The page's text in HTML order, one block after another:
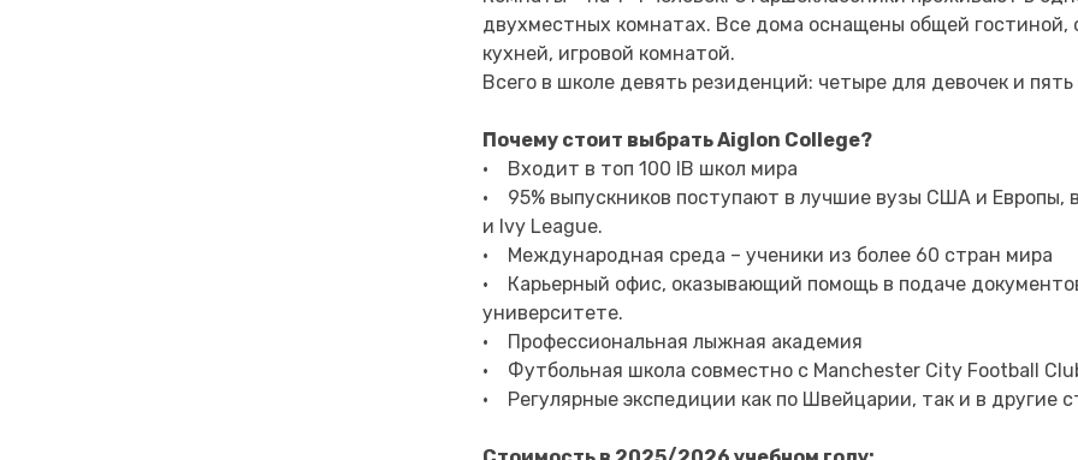
двухместных комнатах. Все дома оснащены общей гостиной,
кухней, игровой комнатой.
Всего в школе девять резиденций: четыре для девочек и пять
Почему cтоит выбрать Aiglon College?
• Входит в топ 100 IB школ мира
• 95% выпускников поступают в лучшие вузы США и Европы,
и Ivy League.
• Международная среда – ученики из более 60 стран мира
• Карьерный офис, оказывающий помощь в подаче
университете.
• Профессиональная лыжная академия
• Футбольная школа совместно с Manchester City Football
• Регулярные экспедиции как по Швейцарии, так и в другие